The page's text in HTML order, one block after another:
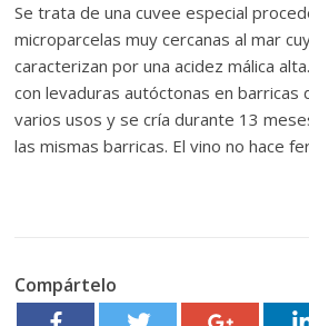
Se trata de una cuvee especial
microparcelas muy cercanas al mar
caracterizan por una acidez málica
con levaduras autóctonas en barricas
varios usos y se cría durante 13
las mismas barricas. El vino no hace
Compártelo